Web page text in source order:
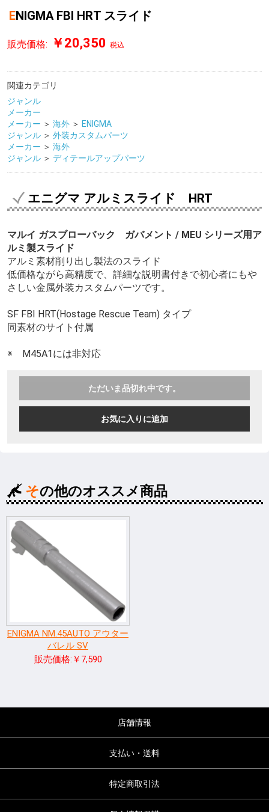
ENIGMA FBI HRT スライド
販売価格: ￥20,350 税込
関連カテゴリ
ジャンル
メーカー
メーカー ＞ 海外 ＞ ENIGMA
ジャンル ＞ 外装カスタムパーツ
メーカー ＞ 海外
ジャンル ＞ ディテールアップパーツ
エニグマ アルミスライド HRT
マルイ ガスブローバック ガバメント / MEU シリーズ用ア
ルミ製スライド
アルミ素材削り出し製法のスライド
低価格ながら高精度で、詳細な説明書付きで初心者にもや
さしい金属外装カスタムパーツです。
SF FBI HRT(Hostage Rescue Team) タイプ
同素材のサイト付属
※ M45A1には非対応
ただいま品切れ中です。
お気に入りに追加
その他のオススメ商品
ENIGMA NM.45AUTO アウター
バレル SV
販売価格:￥7,590
店舗情報
支払い・送料
特定商取引法